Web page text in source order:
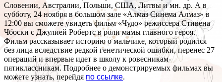
Словении, Австралии, Польши, США, Литвы и мн. др. А в
субботу, 24 ноября в большом зале «Алмаз Синема Алмаз» в
12:00 вы сможете увидеть фильм «Чудо» режиссера Стивена
Чбоски с Джулией Робертс в роли мамы главного героя.
Фильм рассказывает историю о мальчике, который родился
без лица вследствие редкой генетической ошибки, перенес 27
операций и впервые идет в школу к ровесникам-
пятиклассникам. Подробнее о демонстрируемых фильмах вы
можете узнать, перейдя по ссылке.